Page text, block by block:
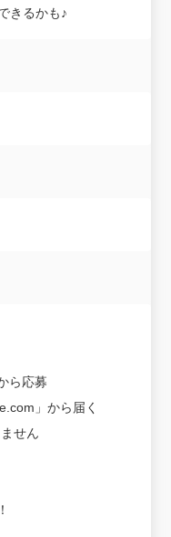
きるかも♪
ら応募
」から届く
せん